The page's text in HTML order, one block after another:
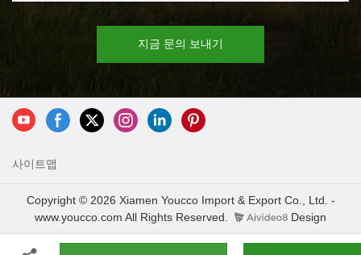
지금 문의 보내기
사이트맵
Copyright © 2026 Xiamen Youcco Import & Export Co., Ltd. -
www.youcco.com All Rights Reserved.
Design